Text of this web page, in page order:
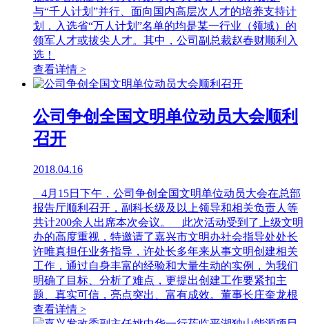
与“千人计划”并行、面向国内高层次人才的培养支持计
划，入选省“万人计划”名单的均是某一行业（领域）的
领军人才或拔尖人才。其中，公司副总裁赵春财顺利入
选！
查看详情 >
公司争创全国文明单位动员大会顺利
召开
2018.04.16
4月15日下午，公司争创全国文明单位动员大会在总部
报告厅顺利召开，副科长级及以上领导和相关负责人等
共计200余人出席本次会议。 此次活动受到了上级文明
办的高度重视，特邀请了嘉兴市文明办社会指导处处长
许唯真担任业务指导，许处长多年来从事文明创建相关
工作，通过自身丰富的经验和大量生动的实例，为我们
明确了目标、分析了难点，更提出创建工作要紧扣主
题、真实可信，亮点突出、富有成效。董事长庄奎龙根
查看详情 >